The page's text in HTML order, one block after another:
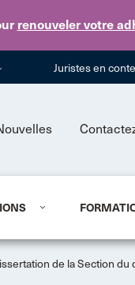
renouveler votre
Juristes en
de la Section